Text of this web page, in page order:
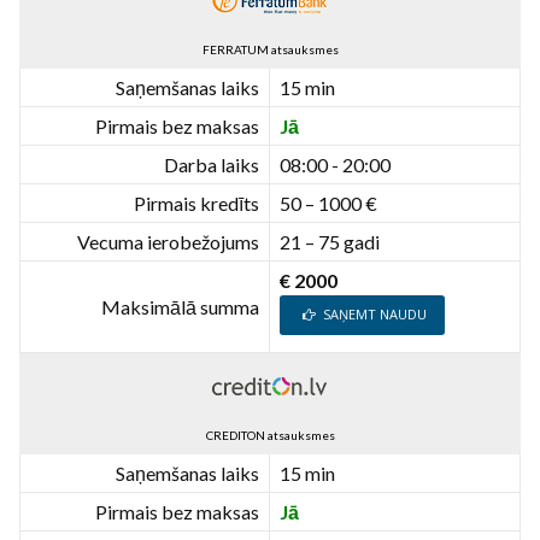
FERRATUM atsauksmes
Saņemšanas laiks
15 min
Pirmais bez maksas
Jā
Darba laiks
08:00 - 20:00
Pirmais kredīts
50 – 1000 €
Vecuma ierobežojums
21 – 75 gadi
Maksimālā summa
€ 2000
SAŅEMT NAUDU
CREDITON atsauksmes
Saņemšanas laiks
15 min
Pirmais bez maksas
Jā